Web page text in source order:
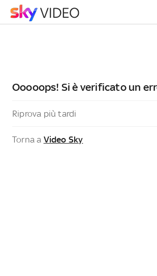
Ooooops! Si è verificato un
Riprova più tardi
Torna a Video Sky